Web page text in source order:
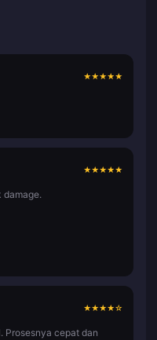
★★★★★
★★★★★
damage.
★★★★☆
Prosesnya cepat dan